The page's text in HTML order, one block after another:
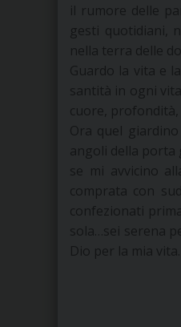
il rumore delle
gesti quotidiani,
nella terra delle
Guardo la vita e
santità in ogni
cuore, profondità,
Ora quel
angoli della porta
se mi avvicino
comprata con
confezionati
sola…sei serena
Dio per la mia vita.